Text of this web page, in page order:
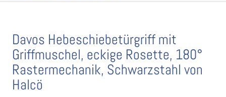
Davos Hebeschiebetürgriff mit
Griffmuschel, eckige Rosette, 180°
Rastermechanik, Schwarzstahl von
Halcö